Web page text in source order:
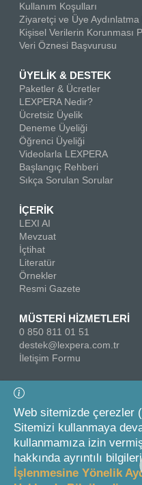
Kullanım Koşulları
Ziyaretçi ve Üye Aydınlatma
Kişisel Verilerin Korunması
Veri Öznesi Başvurusu
ÜYELİK & DESTEK
Paketler & Ücretler
LEXPERA Nedir?
Ücretsiz Üyelik
Deneme Üyeliği
Öğrenci Üyeliği
Videolarla LEXPERA
Başlangıç Rehberi
Sıkça Sorulan Sorular
İÇERİK
LEXI AI
Mevzuat
İçtihat
Literatür
Örnekler
Resmi Gazete
MÜSTERİ HİZMETLERİ
0 850 811 01 51
destek@lexpera.com.tr
İletişim Formu
Bizi Takip Edin
Web sitemizde çerezler
Sitemizi kullanmaya
kullanmamıza izin
hakkında ayrıntılı
İşlenmesine Yönelik